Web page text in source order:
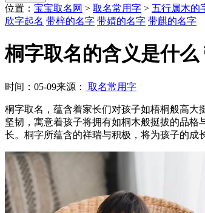
位置： 宝宝取名网 > 取名常用字 > 五行属木的
欣字起名 带梓的名字 带婧的名字 带麒的名字
桐字取名的含义是什么
时间：05-09来源： 取名常用字
桐字取名，蕴含着家长们对孩子如梧桐般高大
坚韧，寓意着孩子将拥有如桐木般挺拔的品
长。桐字所蕴含的祥瑞与积极，将为孩子的成